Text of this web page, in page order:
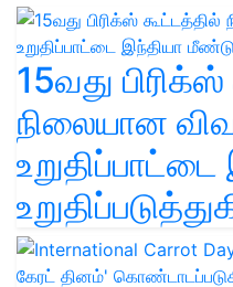
15வது
நிலையான